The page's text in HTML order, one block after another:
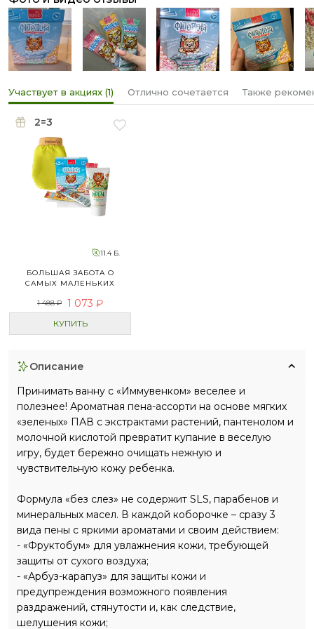
Участвует в акциях (1) Отлично сочетается Также
2=3
11.4 Б.
БОЛЬШАЯ ЗАБОТА О
САМЫХ МАЛЕНЬКИХ
1 488 ₽ 1 073 ₽
КУПИТЬ
описание
Принимать ванну с «Иммувенком» веселее и
полезнее! Ароматная пена-ассорти на основе мягких
«зеленых» ПАВ с экстрактами растений, пантенолом и
молочной кислотой превратит купание в веселую
игру, будет бережно очищать нежную и
чувствительную кожу ребенка.
Формула «без слез» не содержит SLS, парабенов и
минеральных масел. В каждой коборочке – сразу 3
вида пены с яркими ароматами и своим действием:
- «Фруктобум» для увлажнения кожи, требующей
защиты от сухого воздуха;
- «Арбуз-карапуз» для защиты кожи и
предупреждения возможного появления
раздражений, стянутости и, как следствие,
шелушения кожи;